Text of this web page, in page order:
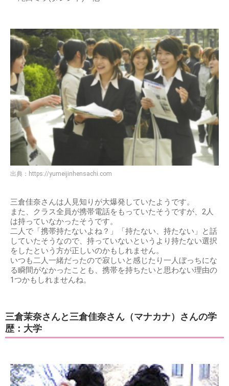
出典： https://yumeijinhensachi.com
三倉佳奈さんは人見知りが大爆発していたようです。
また、クラス全員が携帯電話をもっていたそうですが、2人
は持っていなかったそうです。
二人で「携帯持たないよね？」「持たない、持たない」と話
していたそうなので、持っていないというより持たない選択
をしたという方が正しいのかもしれません。
いつも二人一緒だったので寂しいと感じたり一人ぼっちにな
る瞬間がなかったことも、携帯を持ちたいと思わない理由の
1つかもしれませんね。
三倉茉奈さんと三倉佳奈さん（マナカナ）さんの学
歴：大学